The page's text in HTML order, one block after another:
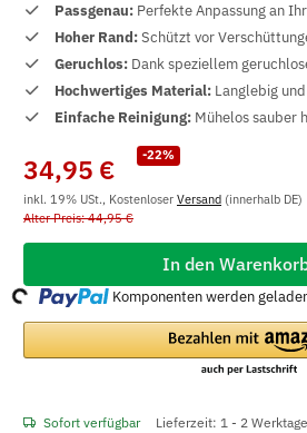
Passgenau: Perfekte Anpassung an
Hoher Rand:Schützt vor
Geruchlos: Dank speziellem
Hochwertiges Material: Langlebig
Einfache Reinigung: Mühelos sauber
-22%
34,95 €
inkl. 19% USt., Kostenloser Versand (innerhalb DE)
Alter Preis: 44,95 €
In den
Komponenten werden
Sofort verfügbar Lieferzeit: 1 - 2 Werktage